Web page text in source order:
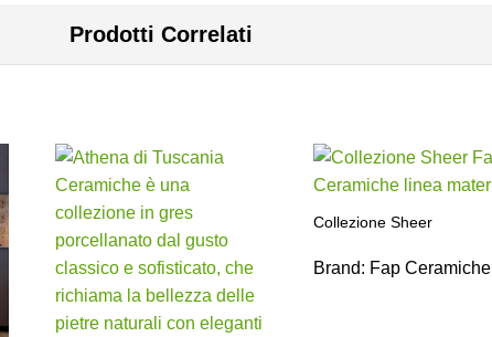
Prodotti Correlati
Collezione Sheer
Brand: Fap Ceramiche